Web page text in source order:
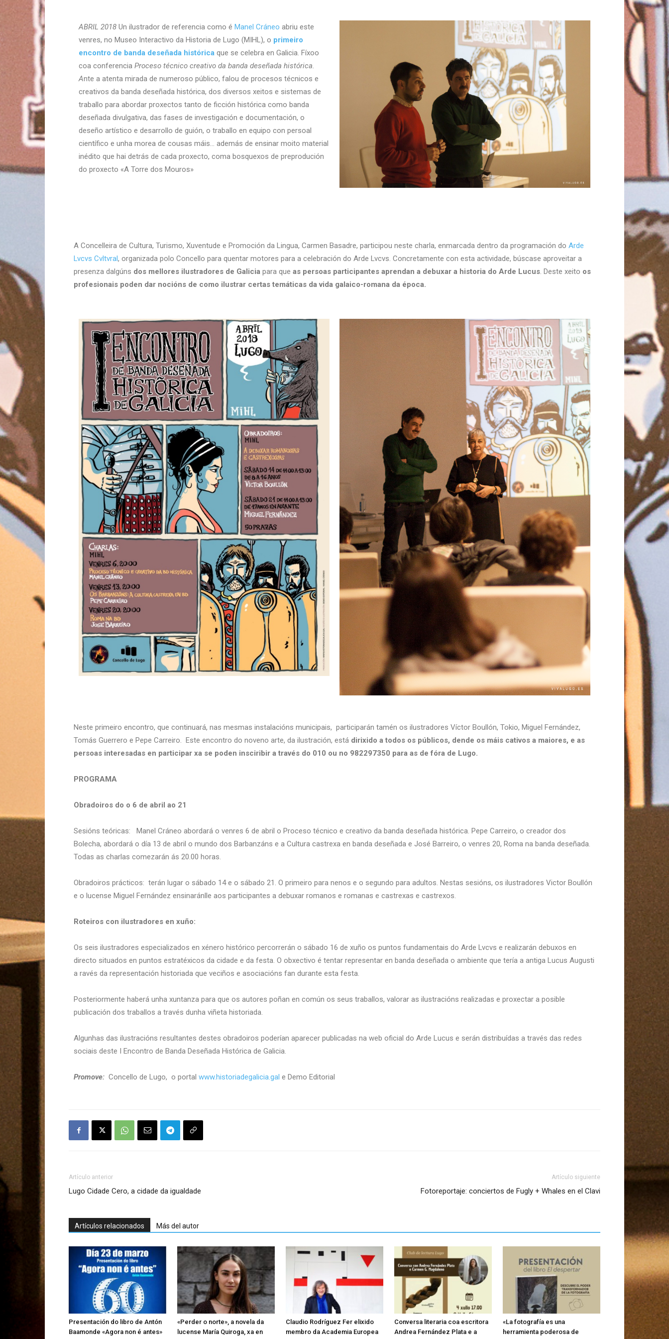
ABRIL 2018 Un ilustrador de referencia como é Manel Cráneo abriu este
venres, no Museo Interactivo da Historia de Lugo (MIHL), o primeiro
encontro de banda deseñada histórica que se celebra en Galicia. Fíxoo
coa conferencia Proceso técnico creativo da banda deseñada histórica.
Ante a atenta mirada de numeroso público, falou de procesos técnicos e
creativos da banda deseñada histórica, dos diversos xeitos e sistemas de
traballo para abordar proxectos tanto de ficción histórica como banda
deseñada divulgativa, das fases de investigación e documentación, o
deseño artístico e desarrollo de guión, o traballo en equipo con persoal
científico e unha morea de cousas máis… además de ensinar moito material
inédito que hai detrás de cada proxecto, coma bosquexos de preprodución
do proxecto «A Torre dos Mouros»
A Concelleira de Cultura, Turismo, Xuventude e Promoción da Lingua, Carmen Basadre, participou neste charla, enmarcada dentro da programación do Arde
Lvcvs Cvltvral, organizada polo Concello para quentar motores para a celebración do Arde Lvcvs. Concretamente con esta actividade, búscase aproveitar a
presenza dalgúns dos mellores ilustradores de Galicia para que as persoas participantes aprendan a debuxar a historia do Arde Lucus. Deste xeito os
profesionais poden dar nocións de como ilustrar certas temáticas da vida galaico-romana da época.
Neste primeiro encontro, que continuará, nas mesmas instalacións municipais, participarán tamén os ilustradores Víctor Boullón, Tokio, Miguel Fernández,
Tomás Guerrero e Pepe Carreiro. Este encontro do noveno arte, da ilustración, está dirixido a todos os públicos, dende os máis cativos a maiores, e as
persoas interesadas en participar xa se poden insciribir a través do 010 ou no 982297350 para as de fóra de Lugo.
PROGRAMA
Obradoiros do o 6 de abril ao 21
Sesións teóricas: Manel Cráneo abordará o venres 6 de abril o Proceso técnico e creativo da banda deseñada histórica. Pepe Carreiro, o creador dos
Bolecha, abordará o día 13 de abril o mundo dos Barbanzáns e a Cultura castrexa en banda deseñada e José Barreiro, o venres 20, Roma na banda deseñada.
Todas as charlas comezarán ás 20.00 horas.
Obradoiros prácticos: terán lugar o sábado 14 e o sábado 21. O primeiro para nenos e o segundo para adultos. Nestas sesións, os ilustradores Victor Boullón
e o lucense Miguel Fernández ensinaránlle aos participantes a debuxar romanos e romanas e castrexas e castrexos.
Roteiros con ilustradores en xuño:
Os seis ilustradores especializados en xénero histórico percorrerán o sábado 16 de xuño os puntos fundamentais do Arde Lvcvs e realizarán debuxos en
directo situados en puntos estratéxicos da cidade e da festa. O obxectivo é tentar representar en banda deseñada o ambiente que tería a antiga Lucus Augusti
a ravés da representación historiada que veciños e asociacións fan durante esta festa.
Posteriormente haberá unha xuntanza para que os autores poñan en común os seus traballos, valorar as ilustracións realizadas e proxectar a posible
publicación dos traballos a través dunha viñeta historiada.
Algunhas das ilustracións resultantes destes obradoiros poderían aparecer publicadas na web oficial do Arde Lucus e serán distribuídas a través das redes
sociais deste I Encontro de Banda Deseñada Histórica de Galicia.
Promove: Concello de Lugo, o portal www.historiadegalicia.gal e Demo Editorial
Artículo anterior
Lugo Cidade Cero, a cidade da igualdade
Artículo siguiente
Fotoreportaje: conciertos de Fugly + Whales en el Clavi
Artículos relacionados Más del autor
Presentación do libro de Antón
Baamonde «Agora non é antes»
«Perder o norte», a novela da
lucense María Quiroga, xa en
Claudio Rodríguez Fer elixido
membro da Academia Europea
Conversa literaria coa escritora
Andrea Fernández Plata e a
«La fotografía es una
herramienta poderosa de